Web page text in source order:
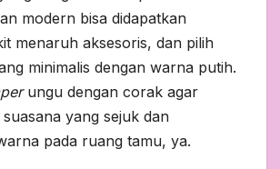
modern bisa didapatkan
menaruh aksesoris, dan pilih
minimalis dengan warna putih.
ungu dengan corak agar
yang sejuk dan
pada ruang tamu, ya.